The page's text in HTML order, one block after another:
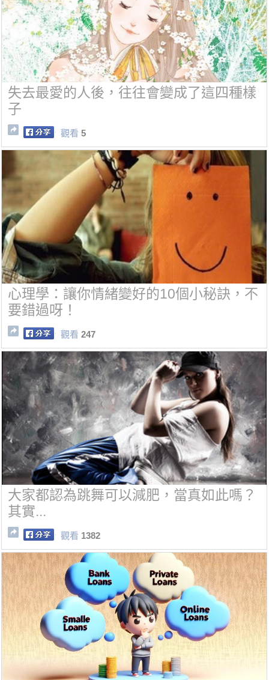
失去最愛的人後，往往會變成了這四種樣
子
觀看 5
心理學：讓你情緒變好的10個小秘訣，不
要錯過呀！
觀看 247
大家都認為跳舞可以減肥，當真如此嗎？
其實...
觀看 1382